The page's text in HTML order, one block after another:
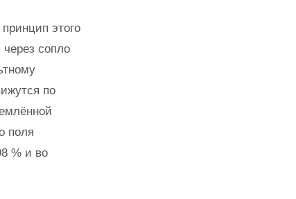
этого
сопло
по
поля
% и во